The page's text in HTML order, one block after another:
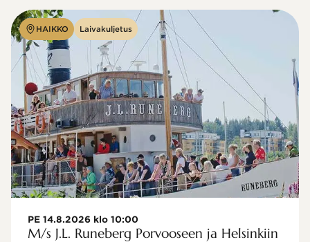
HAIKKO Laivakuljetus
PE 14.8.2026 klo 10:00
M/s J.L. Runeberg Porvooseen ja Helsinkiin